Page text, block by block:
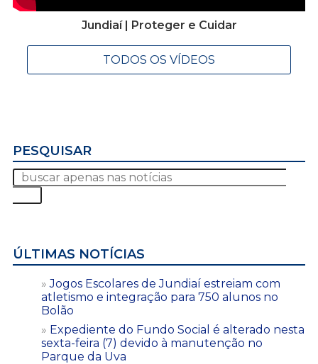
Jundiaí | Proteger e Cuidar
TODOS OS VÍDEOS
PESQUISAR
ÚLTIMAS NOTÍCIAS
Jogos Escolares de Jundiaí estreiam com
atletismo e integração para 750 alunos no
Bolão
Expediente do Fundo Social é alterado nesta
sexta-feira (7) devido à manutenção no
Parque da Uva